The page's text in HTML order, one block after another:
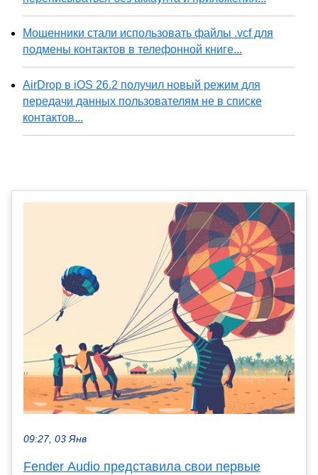
Мошенники стали использовать файлы .vcf для
подмены контактов в телефонной книге...
AirDrop в iOS 26.2 получил новый режим для
передачи данных пользователям не в списке
контактов...
09:27, 03 Янв
Fender Audio представила свои первые